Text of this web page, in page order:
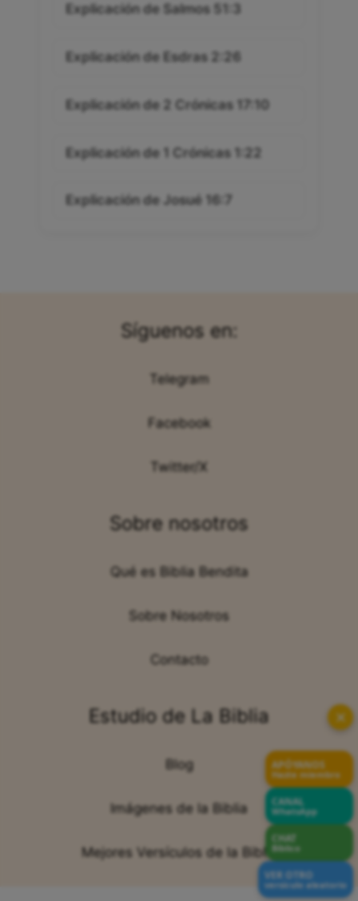
Explicación de Salmos 51:3
Explicación de Esdras 2:26
Explicación de 2 Crónicas 17:10
Explicación de 1 Crónicas 1:22
Explicación de Josué 16:7
Síguenos en:
Telegram
Facebook
Twitter/X
Sobre nosotros
Qué es Biblia Bendita
Sobre Nosotros
Contacto
Estudio de La Biblia
Blog
Imágenes de la Biblia
Mejores Versículos de la Biblia
✕
APÓYANOS
Hazte miembro
CANAL
WhatsApp
CHAT
Bíblico
VER OTRO
versículo aleatorio